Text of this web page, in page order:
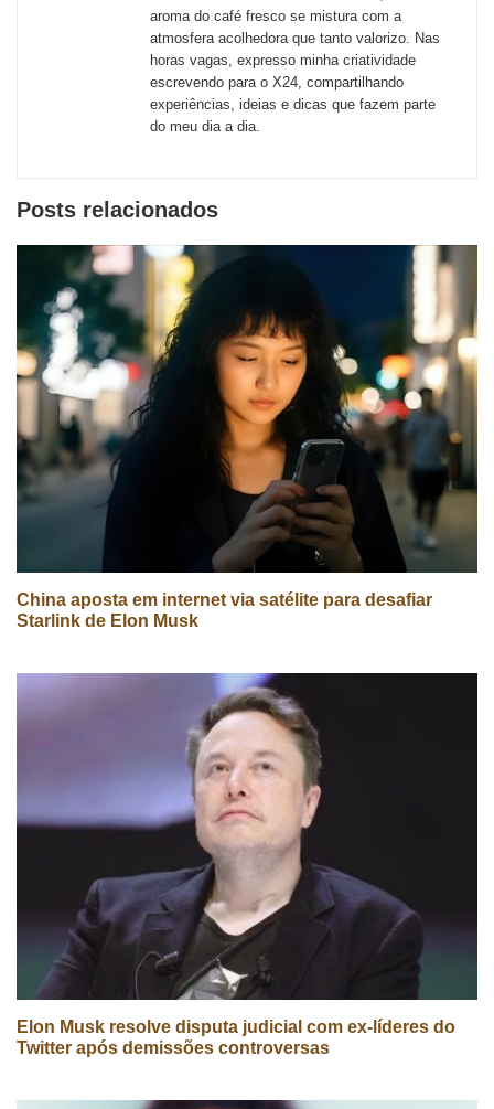
aroma do café fresco se mistura com a
atmosfera acolhedora que tanto valorizo. Nas
horas vagas, expresso minha criatividade
escrevendo para o X24, compartilhando
experiências, ideias e dicas que fazem parte
do meu dia a dia.
Posts relacionados
China aposta em internet via satélite para desafiar
Starlink de Elon Musk
Elon Musk resolve disputa judicial com ex-líderes do
Twitter após demissões controversas